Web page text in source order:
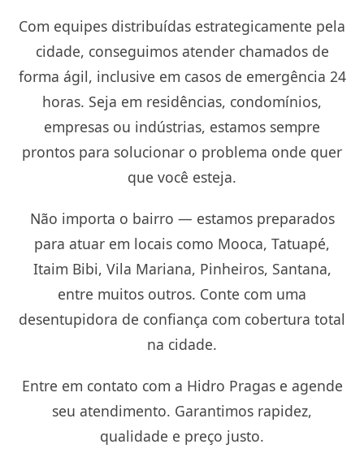
Com equipes distribuídas estrategicamente pela
cidade, conseguimos atender chamados de
forma ágil, inclusive em casos de emergência 24
horas. Seja em residências, condomínios,
empresas ou indústrias, estamos sempre
prontos para solucionar o problema onde quer
que você esteja.
Não importa o bairro — estamos preparados
para atuar em locais como Mooca, Tatuapé,
Itaim Bibi, Vila Mariana, Pinheiros, Santana,
entre muitos outros. Conte com uma
desentupidora de confiança com cobertura total
na cidade.
Entre em contato com a Hidro Pragas e agende
seu atendimento. Garantimos rapidez,
qualidade e preço justo.